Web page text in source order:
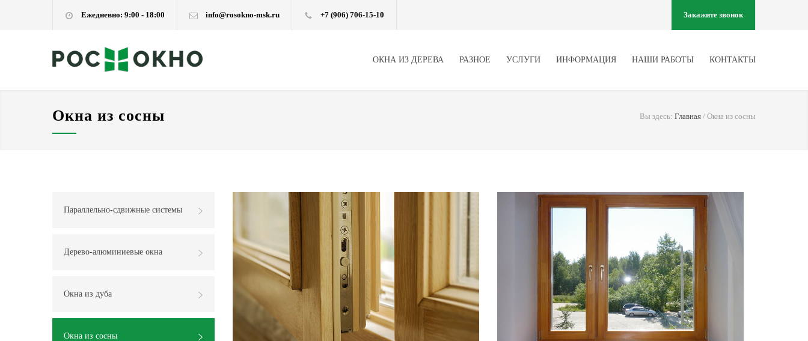
Ежедневно: 9:00 - 18:00 info@rosokno-msk.ru +7 (906) 706-15-10 Закажите звонок
ОКНА ИЗ ДЕРЕВА РАЗНОЕ УСЛУГИ ИНФОРМАЦИЯ НАШИ РАБОТЫ КОНТАКТЫ
Окна из сосны Вы здесь: Главная / Окна из сосны
Параллельно-сдвижные системы
Дерево-алюминиевые окна
Окна из дуба
Окна из сосны